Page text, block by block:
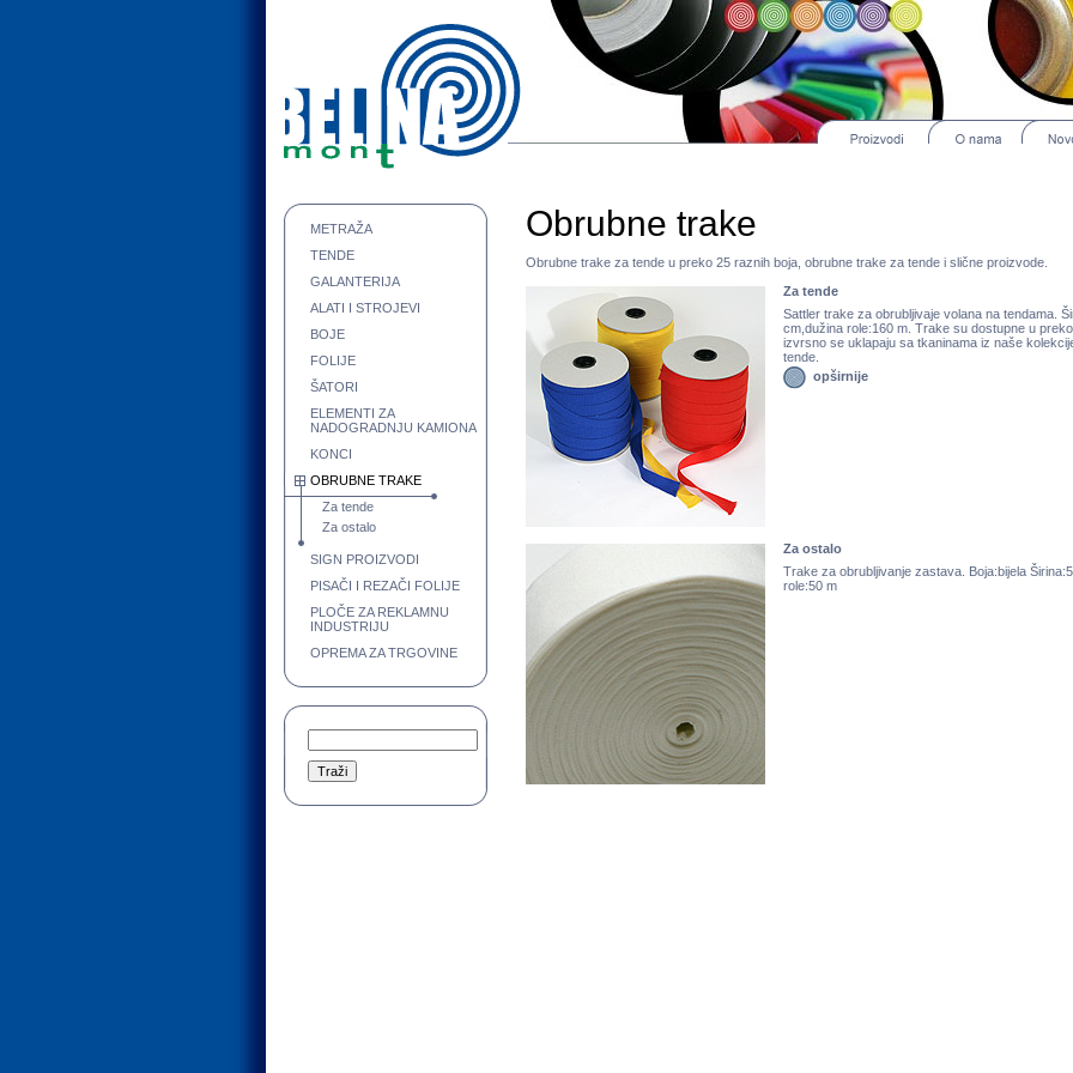
METRAŽA
TENDE
GALANTERIJA
ALATI I STROJEVI
BOJE
FOLIJE
ŠATORI
ELEMENTI ZA
NADOGRADNJU KAMIONA
KONCI
OBRUBNE TRAKE
Za tende
Za ostalo
SIGN PROIZVODI
PISAČI I REZAČI FOLIJE
PLOČE ZA REKLAMNU
INDUSTRIJU
OPREMA ZA TRGOVINE
Obrubne trake
Obrubne trake za tende u preko 25 raznih boja, obrubne trake za tende i slične proizvode.
Za tende
Sattler trake za obrubljivaje volana na tendama.
cm,dužina role:160 m. Trake su dostupne u
izvrsno se uklapaju sa tkaninama iz naše
tende.
opširnije
Za ostalo
Trake za obrubljivanje zastava. Boja:bijela
role:50 m